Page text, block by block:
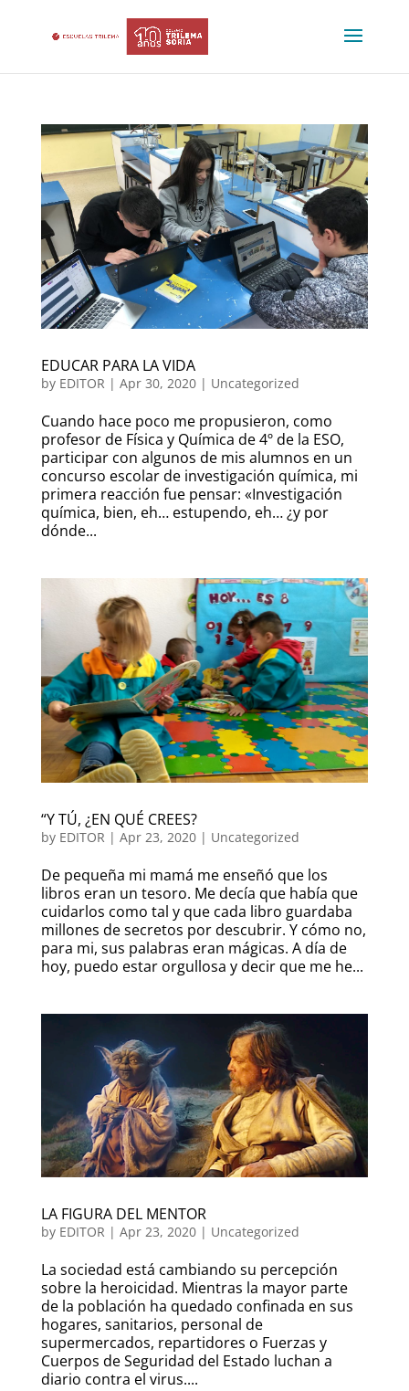
EDUCAR PARA LA VIDA
by EDITOR | Apr 30, 2020| Uncategorized
Cuando hace poco me propusieron, como
profesor de Física y Química de 4º de la ESO,
participar con algunos de mis alumnos en un
concurso escolar de investigación química, mi
primera reacción fue pensar: «Investigación
química, bien, eh… estupendo, eh… ¿y por
dónde...
“Y TÚ, ¿EN QUÉ CREES?
by EDITOR | Apr 23, 2020| Uncategorized
De pequeña mi mamá me enseñó que los
libros eran un tesoro. Me decía que había que
cuidarlos como tal y que cada libro guardaba
millones de secretos por descubrir. Y cómo no,
para mi, sus palabras eran mágicas. A día de
hoy, puedo estar orgullosa y decir que me he...
LA FIGURA DEL MENTOR
by EDITOR | Apr 23, 2020| Uncategorized
La sociedad está cambiando su percepción
sobre la heroicidad. Mientras la mayor parte
de la población ha quedado confinada en sus
hogares, sanitarios, personal de
supermercados, repartidores o Fuerzas y
Cuerpos de Seguridad del Estado luchan a
diario contra el virus....